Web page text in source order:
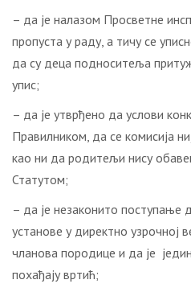
– да је налазом Просветне
пропуста у раду, а тичу се
да су деца подноситеља
упис;
– да је утврђено да услови
Правилником, да се комисија
као ни да родитељи нису
Статутом;
– да је незаконито поступање
установе у директно узрочној
чланова породице и да је
похађају вртић;